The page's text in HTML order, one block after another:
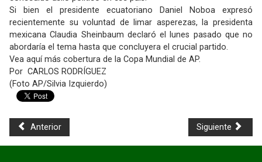
Si bien el presidente ecuatoriano Daniel Noboa expresó
recientemente su voluntad de limar asperezas, la presidenta
mexicana Claudia Sheinbaum declaró el lunes pasado que no
abordaría el tema hasta que concluyera el crucial partido.
Vea aquí más cobertura de la Copa Mundial de AP.
Por CARLOS RODRÍGUEZ
(Foto AP/Silvia Izquierdo)
Anterior Siguiente